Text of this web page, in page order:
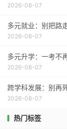
2026-08-07
多元就业：别把路
2026-08-07
多元升学：一考不
2026-08-07
跨学科发展：别再
2026-08-07
热门标签